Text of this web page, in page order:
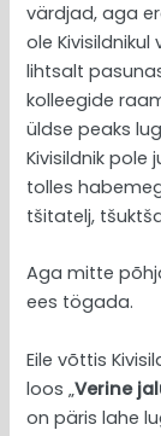
värdjad, aga
ole
lihtsalt
kolleegide
üldse peaks
Kivisildnik pole
tolles
tšitatelj,
Aga mitte
ees tögada.
Eile võttis
loos „Verine
on päris lahe